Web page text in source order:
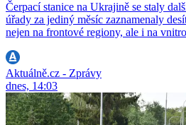
Čerpací stanice na Ukrajině se staly
úřady za jediný měsíc zaznamenaly
nejen na frontové regiony, ale i na
Aktuálně.cz - Zprávy
dnes, 14:03